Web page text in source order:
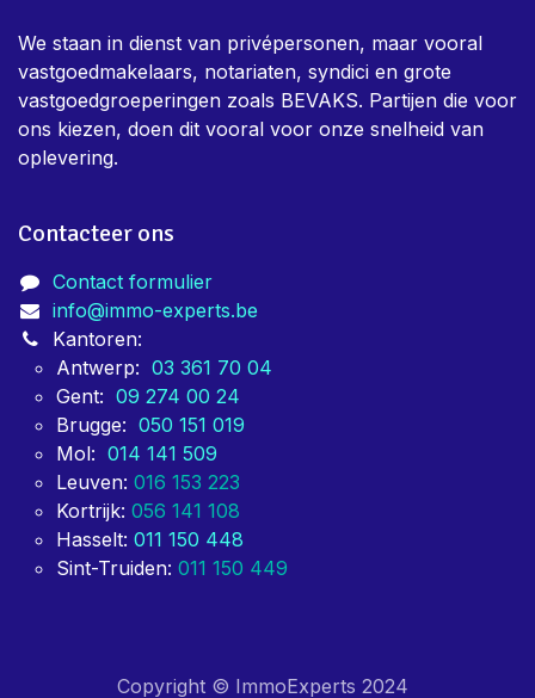
We staan in dienst van privépersonen, maar vooral
vastgoedmakelaars, notariaten, syndici en grote
vastgoedgroeperingen zoals BEVAKS. Partijen die voor
ons kiezen, doen dit vooral voor onze snelheid van
oplevering.
Contacteer ons
Contact formulier
info@immo-experts.be
Kantoren:
Antwerp: 03 361 70 04
Gent: 09 274 00 24
Brugge: 050 151 019
Mol: 014 141 509
Leuven: 016 153 223
Kortrijk: 056 141 108
Hasselt: 011 150 448
Sint-Truiden: 011 150 449
Copyright © ImmoExperts 2024